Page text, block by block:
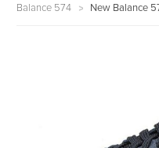
Balance 574
New Balance